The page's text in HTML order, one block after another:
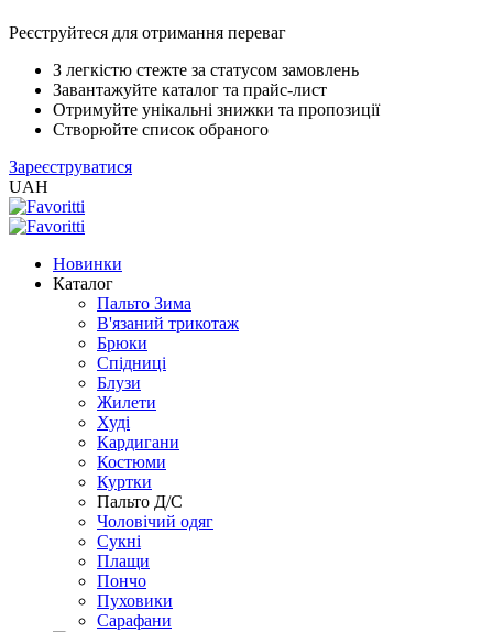
Реєструйтеся для отримання переваг
З легкістю стежте за статусом замовлень
Завантажуйте каталог та прайс-лист
Отримуйте унікальні знижки та пропозиції
Створюйте список обраного
Зареєструватися
UAH
Новинки
Каталог
Пальто Зима
В'язаний трикотаж
Брюки
Спідниці
Блузи
Жилети
Худі
Кардигани
Костюми
Куртки
Пальто Д/С
Чоловічий одяг
Сукні
Плащи
Пончо
Пуховики
Сарафани
EXCEL
(Розн.)
XLS
EXCEL
2005
(Опт)
XLSX